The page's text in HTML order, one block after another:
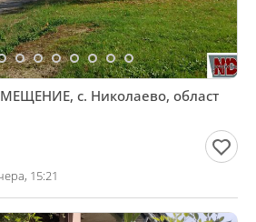
с. Николаево, област
15:21